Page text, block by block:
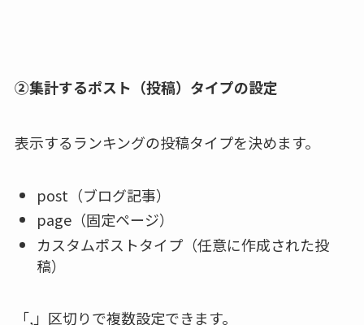
②集計するポスト（投稿）タイプの設定
表示するランキングの投稿タイプを決めます。
post（ブログ記事）
page（固定ページ）
カスタムポストタイプ（任意に作成された投
稿）
「,」区切りで複数設定できます。